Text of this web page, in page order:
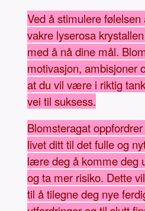
Ved å stimulere
vakre lyserosa
med å nå dine mål.
motivasjon, ambisjoner
at du vil være i riktig
vei til suksess.
Blomsteragat
livet ditt til det fulle og
lære deg å komme deg
og ta mer risiko. Dette
til å tilegne deg nye